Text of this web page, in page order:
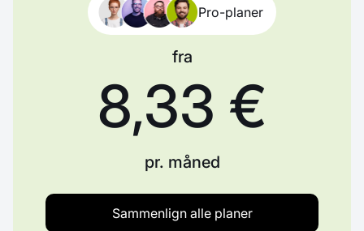
Pro-planer
fra
8,33 €
pr. måned
Sammenlign alle planer